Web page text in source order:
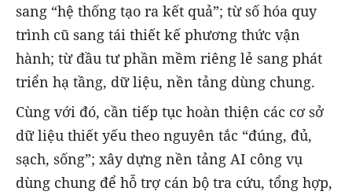
sang “hệ thống tạo ra kết quả”; từ số hóa quy
trình cũ sang tái thiết kế phương thức vận
hành; từ đầu tư phần mềm riêng lẻ sang phát
triển hạ tầng, dữ liệu, nền tảng dùng chung.
Cùng với đó, cần tiếp tục hoàn thiện các cơ sở
dữ liệu thiết yếu theo nguyên tắc “đúng, đủ,
sạch, sống”; xây dựng nền tảng AI công vụ
dùng chung để hỗ trợ cán bộ tra cứu, tổng hợp,